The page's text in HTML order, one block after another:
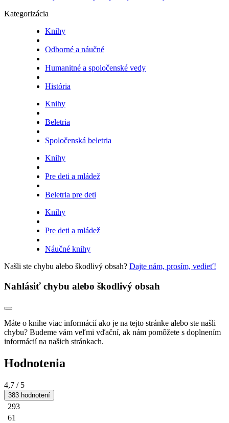
Kategorizácia
Knihy
Odborné a náučné
Humanitné a spoločenské vedy
História
Knihy
Beletria
Spoločenská beletria
Knihy
Pre deti a mládež
Beletria pre deti
Knihy
Pre deti a mládež
Náučné knihy
Našli ste chybu alebo škodlivý obsah? Dajte nám, prosím, vedieť!
Nahlásiť chybu alebo škodlivý obsah
Máte o knihe viac informácií ako je na tejto stránke alebo ste našli
chybu? Budeme vám veľmi vďační, ak nám pomôžete s doplnením
informácií na našich stránkach.
Hodnotenia
4,7 / 5
383 hodnotení
293
61